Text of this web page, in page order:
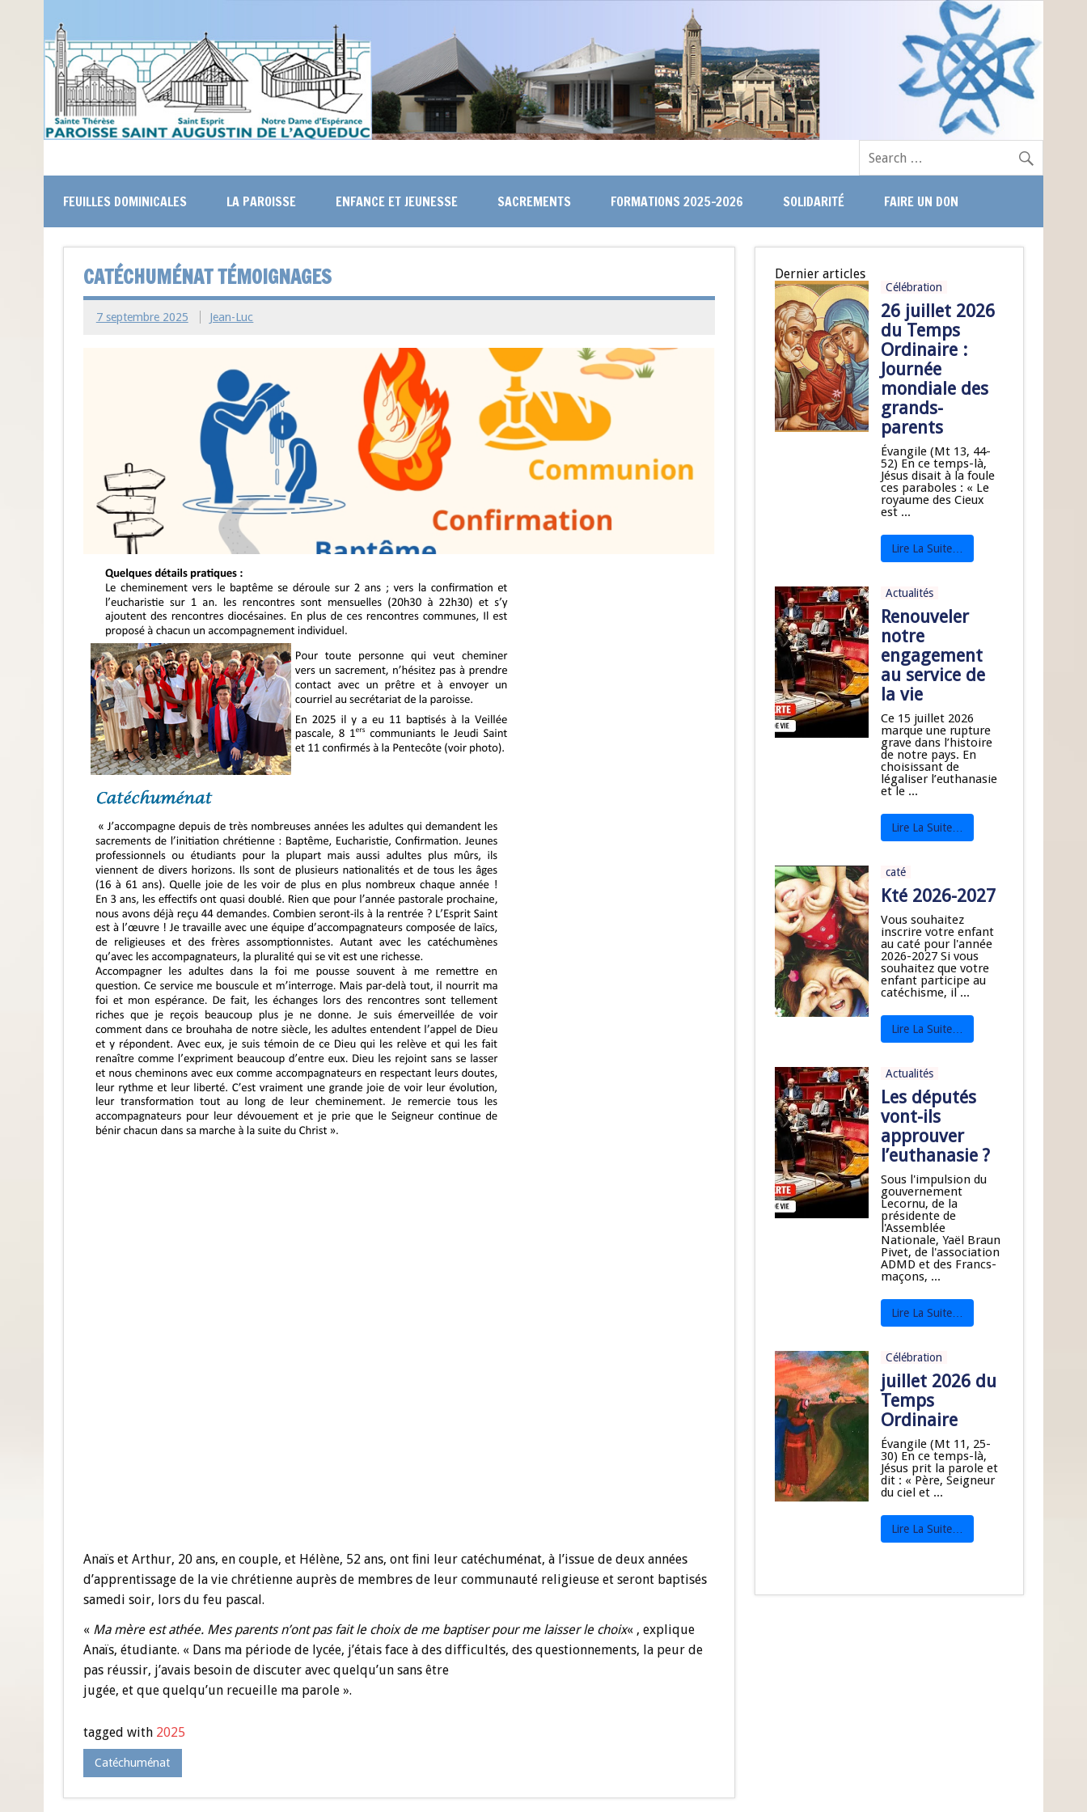
FEUILLES DOMINICALES LA PAROISSE ENFANCE ET JEUNESSE SACREMENTS FORMATIONS 2025-2026 SOLIDARITÉ FAIRE UN DON
CATÉCHUMÉNAT TÉMOIGNAGES
7 septembre 2025 Jean-Luc
Jeudi Saint
Anaïs et Arthur, 20 ans, en couple, et Hélène, 52 ans, ont ﬁni leur catéchuménat, à l’issue de deux années
d’apprentissage de la vie chrétienne auprès de membres de leur communauté religieuse et seront baptisés
samedi soir, lors du feu pascal.
« Ma mère est athée. Mes parents n’ont pas fait le choix de me baptiser pour me laisser le choix« , explique
Anaïs, étudiante. « Dans ma période de lycée, j’étais face à des difficultés, des questionnements, la peur de
pas réussir, j’avais besoin de discuter avec quelqu’un sans être
jugée, et que quelqu’un recueille ma parole ».
tagged with 2025
Catéchuménat
Dernier articles
Célébration
26 juillet 2026
du Temps
Ordinaire :
Journée
mondiale des
grands-
parents
Évangile (Mt 13, 44-
52) En ce temps-là,
Jésus disait à la foule
ces paraboles : « Le
royaume des Cieux
est ...
Lire La Suite…
Actualités
Renouveler
notre
engagement
au service de
la vie
Ce 15 juillet 2026
marque une rupture
grave dans l’histoire
de notre pays. En
choisissant de
légaliser l’euthanasie
et le ...
Lire La Suite…
caté
Kté 2026-2027
Vous souhaitez
inscrire votre enfant
au caté pour l'année
2026-2027 Si vous
souhaitez que votre
enfant participe au
catéchisme, il ...
Lire La Suite…
Actualités
Les députés
vont-ils
approuver
l’euthanasie ?
Sous l'impulsion du
gouvernement
Lecornu, de la
présidente de
l'Assemblée
Nationale, Yaël Braun
Pivet, de l'association
ADMD et des Francs-
maçons, ...
Lire La Suite…
Célébration
juillet 2026 du
Temps
Ordinaire
Évangile (Mt 11, 25-
30) En ce temps-là,
Jésus prit la parole et
dit : « Père, Seigneur
du ciel et ...
Lire La Suite…